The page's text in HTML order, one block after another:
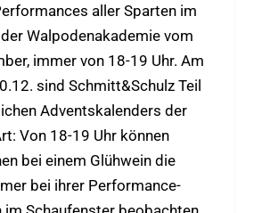
aller Sparten im
Walpodenakademie vom
immer von 18-19 Uhr. Am
sind Schmitt&Schulz Teil
Adventskalenders der
Von 18-19 Uhr können
bei einem Glühwein die
bei ihrer Performance-